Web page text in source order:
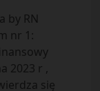
by RN
nr 1:
2023 r ,
się